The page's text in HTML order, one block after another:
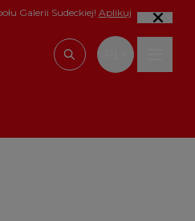
Galerii Sudeckiej! Aplikuj
Wpisz, czego